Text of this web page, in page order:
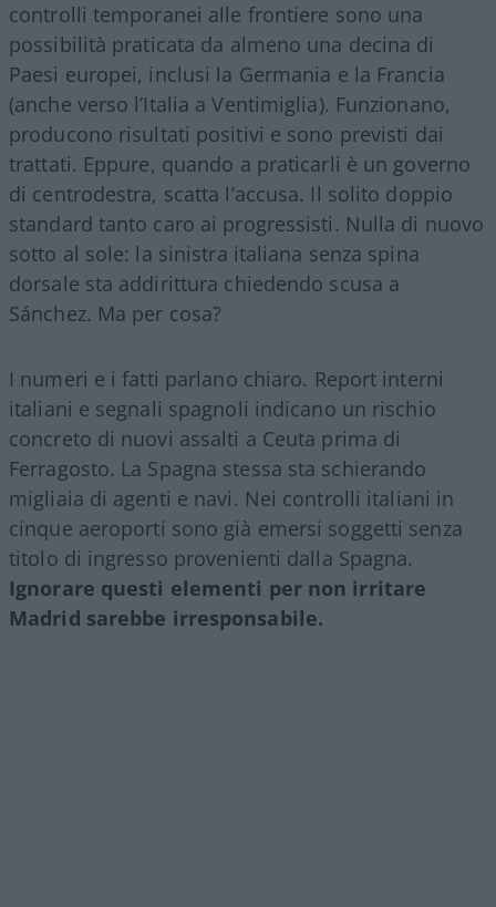
controlli temporanei alle frontiere sono una
possibilità praticata da almeno una decina di
Paesi europei, inclusi la Germania e la Francia
(anche verso l’Italia a Ventimiglia). Funzionano,
producono risultati positivi e sono previsti dai
trattati. Eppure, quando a praticarli è un governo
di centrodestra, scatta l’accusa. Il solito doppio
standard tanto caro ai progressisti. Nulla di nuovo
sotto al sole: la sinistra italiana senza spina
dorsale sta addirittura chiedendo scusa a
Sánchez. Ma per cosa?
I numeri e i fatti parlano chiaro. Report interni
italiani e segnali spagnoli indicano un rischio
concreto di nuovi assalti a Ceuta prima di
Ferragosto. La Spagna stessa sta schierando
migliaia di agenti e navi. Nei controlli italiani in
cinque aeroporti sono già emersi soggetti senza
titolo di ingresso provenienti dalla Spagna.
Ignorare questi elementi per non irritare
Madrid sarebbe irresponsabile.